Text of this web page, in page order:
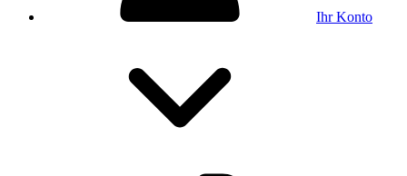
Ihr Konto